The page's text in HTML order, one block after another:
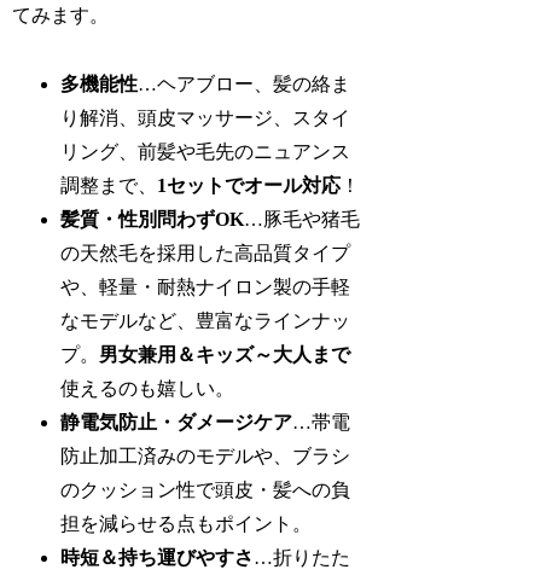
てみます。
多機能性…ヘアブロー、髪の絡ま
り解消、頭皮マッサージ、スタイ
リング、前髪や毛先のニュアンス
調整まで、 1セットでオール対応 ！
髪質・性別問わずOK…豚毛や猪毛
の天然毛を採用した高品質タイプ
や、軽量・耐熱ナイロン製の手軽
なモデルなど、豊富なラインナッ
プ。 男女兼用＆キッズ～大人まで
使えるのも嬉しい。
静電気防止・ダメージケア…帯電
防止加工済みのモデルや、ブラシ
のクッション性で頭皮・髪への負
担を減らせる点もポイント。
時短＆持ち運びやすさ…折りたた